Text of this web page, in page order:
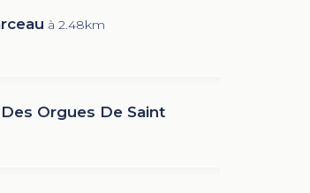
à 2.48km
Orgues De Saint